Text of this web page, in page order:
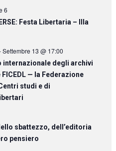
6
Festa Libertaria – IIIa
Settembre 13 @ 17:00
internazionale degli archivi
— la Federazione
studi e di
sbattezzo, dell’editoria
pensiero